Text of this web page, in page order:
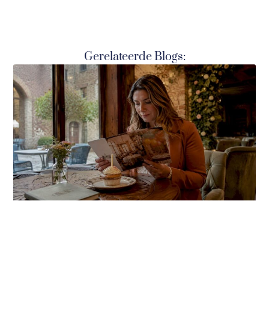
Gerelateerde Blogs: